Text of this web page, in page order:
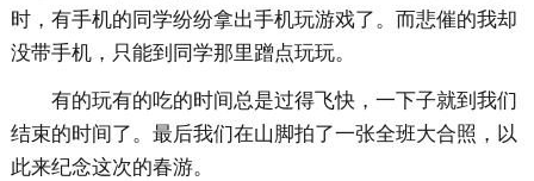
时，有手机的同学纷纷拿出手机玩游戏了。而悲催的我却
没带手机，只能到同学那里蹭点玩玩。
有的玩有的吃的时间总是过得飞快，一下子就到我们
结束的时间了。最后我们在山脚拍了一张全班大合照，以
此来纪念这次的春游。